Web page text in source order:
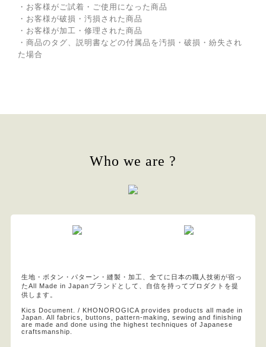
・お客様がご試着・ご使用になった商品
・お客様が破損・汚損された商品
・お客様が加工・修理された商品
・商品のタグ、説明書などの付属品を汚損・破損・紛失され
た場合
Who we are ?
生地・ボタン・パターン・縫製・加工、全てに日本の職人技術が宿っ
たAll Made in Japanブランドとして、自信を持ってプロダクトを提
供します。
Kics Document. / KHONOROGICA provides products all made in
Japan. All fabrics, buttons, pattern-making, sewing and finishing
are made and done using the highest techniques of Japanese
craftsmanship.